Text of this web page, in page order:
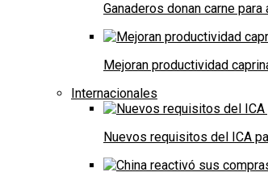
Ganaderos donan carne
Mejoran productividad
Internacionales
Nuevos requisitos del ICA